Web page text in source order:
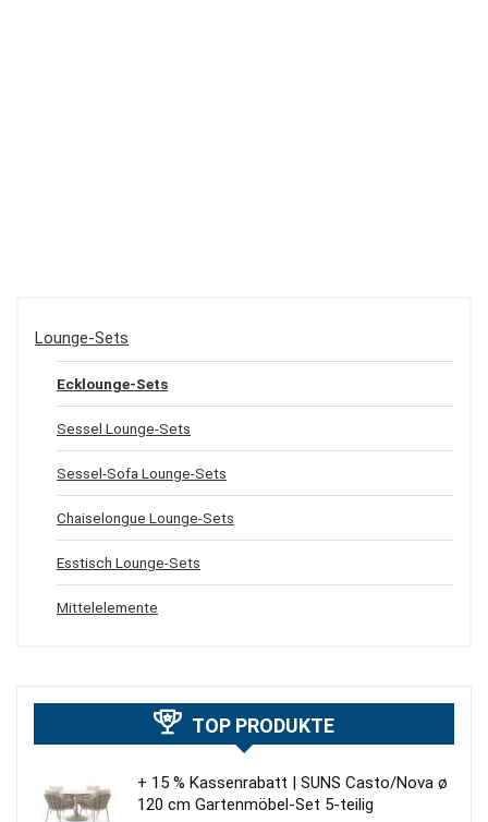
Lounge-Sets
Ecklounge-Sets
Sessel Lounge-Sets
Sessel-Sofa Lounge-Sets
Chaiselongue Lounge-Sets
Esstisch Lounge-Sets
Mittelelemente
TOP PRODUKTE
+ 15 % Kassenrabatt | SUNS Casto/Nova ø
120 cm Gartenmöbel-Set 5-teilig